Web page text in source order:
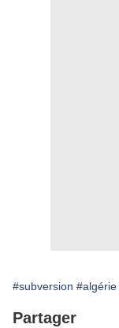
#subversion #algérie
Partager